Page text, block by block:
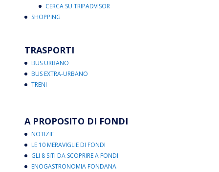
CERCA SU TRIPADVISOR
SHOPPING
TRASPORTI
BUS URBANO
BUS EXTRA-URBANO
TRENI
A PROPOSITO DI FONDI
NOTIZIE
LE 10 MERAVIGLIE DI FONDI
GLI 8 SITI DA SCOPRIRE A FONDI
ENOGASTRONOMIA FONDANA